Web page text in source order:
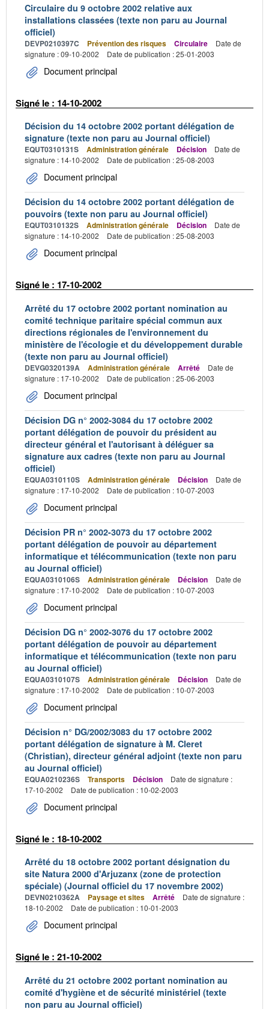
Circulaire du 9 octobre 2002 relative aux
installations classées (texte non paru au Journal
officiel)
DEVP0210397C Prévention des risques Circulaire
Date de
signature : 09-10-2002
Date de publication : 25-01-2003
Document principal
Signé le : 14-10-2002
Décision du 14 octobre 2002 portant délégation de
signature (texte non paru au Journal officiel)
EQUT0310131S Administration générale Décision
Date de
signature : 14-10-2002
Date de publication : 25-08-2003
Document principal
Décision du 14 octobre 2002 portant délégation de
pouvoirs (texte non paru au Journal officiel)
EQUT0310132S Administration générale Décision
Date de
signature : 14-10-2002
Date de publication : 25-08-2003
Document principal
Signé le : 17-10-2002
Arrêté du 17 octobre 2002 portant nomination au
comité technique paritaire spécial commun aux
directions régionales de l'environnement du
ministère de l'écologie et du développement durable
(texte non paru au Journal officiel)
DEVG0320139A Administration générale Arrêté
Date de
signature : 17-10-2002
Date de publication : 25-06-2003
Document principal
Décision DG n° 2002-3084 du 17 octobre 2002
portant délégation de pouvoir du président au
directeur général et l'autorisant à déléguer sa
signature aux cadres (texte non paru au Journal
officiel)
EQUA0310110S Administration générale Décision
Date de
signature : 17-10-2002
Date de publication : 10-07-2003
Document principal
Décision PR n° 2002-3073 du 17 octobre 2002
portant délégation de pouvoir au département
informatique et télécommunication (texte non paru
au Journal officiel)
EQUA0310106S Administration générale Décision
Date de
signature : 17-10-2002
Date de publication : 10-07-2003
Document principal
Décision DG n° 2002-3076 du 17 octobre 2002
portant délégation de pouvoir au département
informatique et télécommunication (texte non paru
au Journal officiel)
EQUA0310107S Administration générale Décision
Date de
signature : 17-10-2002
Date de publication : 10-07-2003
Document principal
Décision n° DG/2002/3083 du 17 octobre 2002
portant délégation de signature à M. Cleret
(Christian), directeur général adjoint (texte non paru
au Journal officiel)
EQUA0210236S Transports Décision
Date de signature :
17-10-2002
Date de publication : 10-02-2003
Document principal
Signé le : 18-10-2002
Arrêté du 18 octobre 2002 portant désignation du
site Natura 2000 d'Arjuzanx (zone de protection
spéciale) (Journal officiel du 17 novembre 2002)
DEVN0210362A Paysage et sites Arrêté
Date de signature :
18-10-2002
Date de publication : 10-01-2003
Document principal
Signé le : 21-10-2002
Arrêté du 21 octobre 2002 portant nomination au
comité d'hygiène et de sécurité ministériel (texte
non paru au Journal officiel)